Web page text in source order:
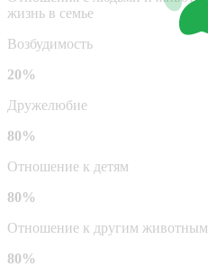
жизнь в семье
Возбудимость
20%
Дружелюбие
80%
Отношение к детям
80%
Отношение к другим животным
80%